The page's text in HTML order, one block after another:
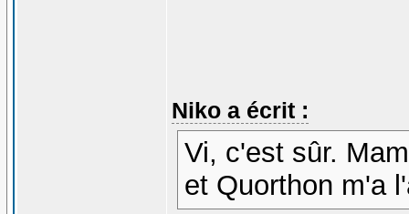
Niko a écrit :
Vi, c'est sûr.
et Quorthon m'a